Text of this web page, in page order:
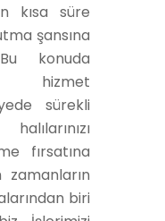
kısa süre
şansına
konuda
hizmet
sürekli
fırsatına
zamanların
biri